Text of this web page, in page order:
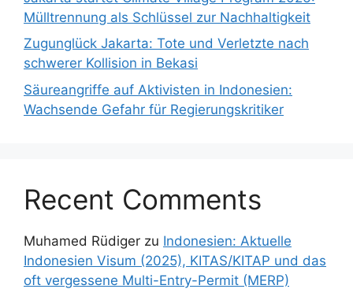
Mülltrennung als Schlüssel zur Nachhaltigkeit
Zugunglück Jakarta: Tote und Verletzte nach
schwerer Kollision in Bekasi
Säureangriffe auf Aktivisten in Indonesien:
Wachsende Gefahr für Regierungskritiker
Recent Comments
Muhamed Rüdiger zu Indonesien: Aktuelle
Indonesien Visum (2025), KITAS/KITAP und das
oft vergessene Multi-Entry-Permit (MERP)